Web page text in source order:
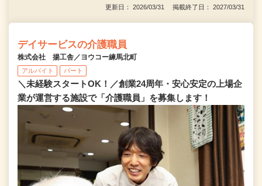
更新日： 2026/03/31 掲載終了日： 2027/03/31
デイサービスの介護職員
株式会社 揚工舎／ヨウコー練馬北町
アルバイト パート
＼未経験スタートOK！／創業24周年・安心安定の上場企
業が運営する施設で「介護職員」を募集します！